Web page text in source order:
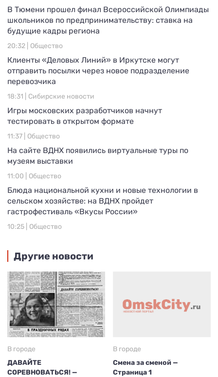
В Тюмени прошел финал Всероссийской Олимпиады
школьников по предпринимательству: ставка на
будущие кадры региона
20:32 | Общество
Клиенты «Деловых Линий» в Иркутске могут
отправить посылки через новое подразделение
перевозчика
18:31 | Сибирские новости
Игры московских разработчиков начнут
тестировать в открытом формате
11:37 | Общество
На сайте ВДНХ появились виртуальные туры по
музеям выставки
11:00 | Общество
Блюда национальной кухни и новые технологии в
сельском хозяйстве: на ВДНХ пройдет
гастрофестиваль «Вкусы России»
10:25 | Общество
Другие новости
В городе
ДАВАЙТЕ
СОРЕВНОВАТЬСЯ! —
В городе
Смена за сменой —
Страница 1